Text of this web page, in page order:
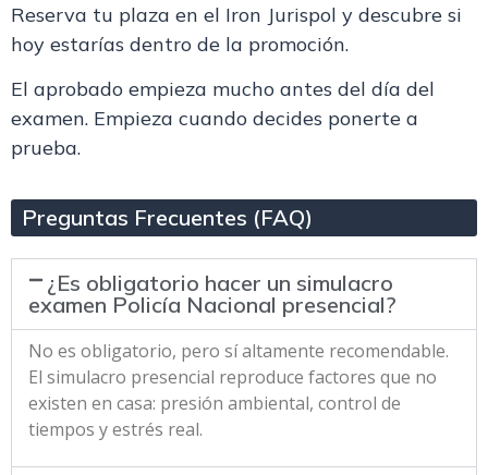
Reserva tu plaza en el Iron Jurispol y descubre si
hoy estarías dentro de la promoción.
El aprobado empieza mucho antes del día del
examen. Empieza cuando decides ponerte a
prueba.
Preguntas Frecuentes (FAQ)
¿Es obligatorio hacer un simulacro
examen Policía Nacional presencial?
No es obligatorio, pero sí altamente recomendable.
El simulacro presencial reproduce factores que no
existen en casa: presión ambiental, control de
tiempos y estrés real.